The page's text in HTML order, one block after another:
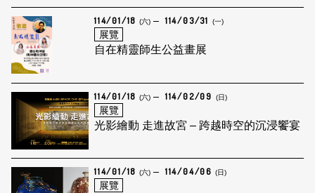
114/01/18 (六) 114/03/31 (一)
展覽
自在精靈師生公益畫展
114/01/18 (六) 114/02/09 (日)
展覽
光影繪動 走進故宮 – 跨越時空的沉浸饗宴
114/01/18 (六) 114/04/06 (日)
展覽